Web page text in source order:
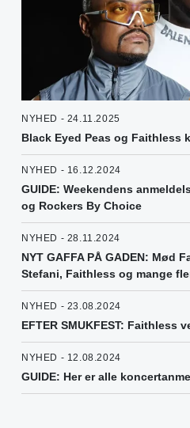
NYHED - 24.11.2025
Black Eyed Peas og Faithless
NYHED - 16.12.2024
GUIDE: Weekendens
og Rockers By Choice
NYHED - 28.11.2024
NYT GAFFA PÅ GADEN: Mød
Stefani, Faithless og mange
NYHED - 23.08.2024
EFTER SMUKFEST: Faithless
NYHED - 12.08.2024
GUIDE: Her er alle